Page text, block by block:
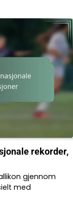
rekorder,
gjennom
med